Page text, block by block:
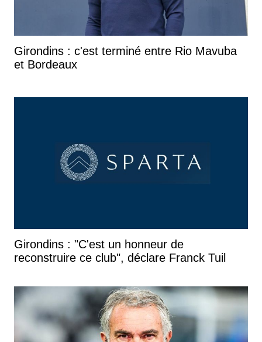
Girondins : c'est terminé entre Rio Mavuba
et Bordeaux
Girondins : "C'est un honneur de
reconstruire ce club", déclare Franck Tuil